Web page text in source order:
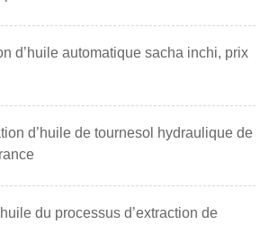
d’huile automatique sacha inchi, prix
d’huile de tournesol hydraulique de
du processus d’extraction de